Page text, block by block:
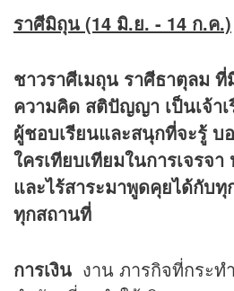
ราศีมิถุน (14 มิ.ย. - 14 ก.ค.)
ชาวราศีเมถุน ราศีธาตุลม
ความคิด สติปัญญา เป็นเจ้า
ผู้ชอบเรียนและสนุกที่จะรู้ บ
ใครเทียบเทียมในการเจรจา
และไร้สาระมาพูดคุยได้กับทุ
ทุกสถานที่
การเงิน งาน ภารกิจที่กระท